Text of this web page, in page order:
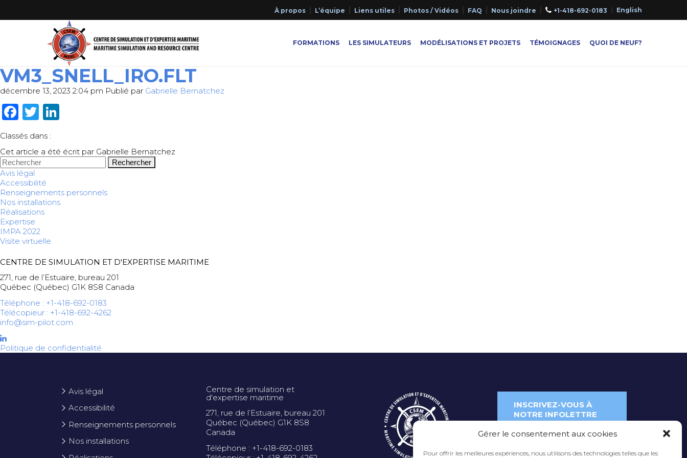
Gérer le consentement aux cookies
Pour offrir les meilleures expériences, nous utilisons des technologies telles que les
À propos L’équipe Liens utiles Photos / Vidéos FAQ Nous joindre +1-418-692-0183 English
FORMATIONS LES SIMULATEURS MODÉLISATIONS ET PROJETS TÉMOIGNAGES QUOI DE NEUF?
VM3_SNELL_IRO.FLT
décembre 13, 2023 2:04 pm Publié par Gabrielle Bernatchez
Facebook
Twitter
Classés dans :
Cet article a été écrit par Gabrielle Bernatchez
Rechercher
Avis légal
Accessibilité
Renseignements personnels
Nos installations
Réalisations
Expertise
IMPA 2022
Visite virtuelle
CENTRE DE SIMULATION ET D'EXPERTISE MARITIME
271, rue de l’Estuaire, bureau 201
Québec (Québec) G1K 8S8 Canada
Téléphone : +1-418-692-0183
Télécopieur : +1-418-692-4262
info@sim-pilot.com
Politique de confidentialité
Avis légal
Accessibilité
Renseignements personnels
Nos installations
Centre de simulation et
d'expertise maritime
271, rue de l’Estuaire, bureau 201
Québec (Québec) G1K 8S8
Canada
Téléphone : +1-418-692-0183
INSCRIVEZ-VOUS À
NOTRE INFOLETTRE